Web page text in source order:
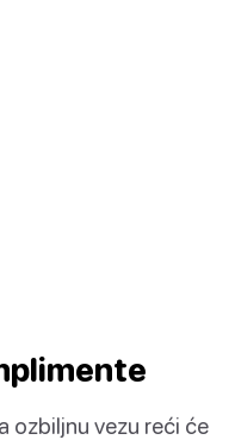
ozbiljnu vezu reći će